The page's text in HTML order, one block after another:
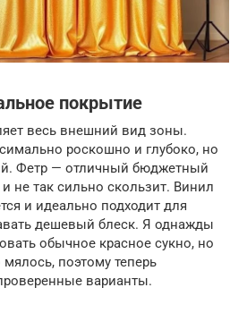
покрытие
весь внешний вид зоны.
роскошно и глубоко, но
Фетр — отличный бюджетный
не так сильно скользит. Винил
и идеально подходит для
дешевый блеск. Я однажды
обычное красное сукно, но
поэтому теперь
варианты.